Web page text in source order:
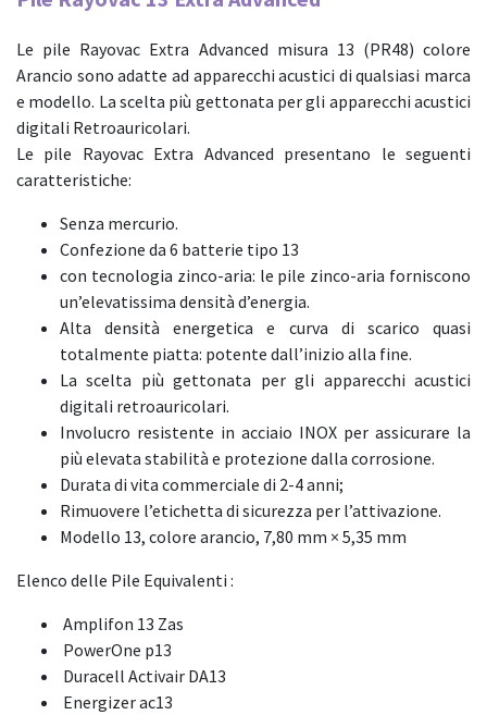
Carrello
Le pile Rayovac Extra Advanced misura 13 (PR48) colore
Arancio sono adatte ad apparecchi acustici di qualsiasi marca
e modello. La scelta più gettonata per gli apparecchi acustici
digitali Retroauricolari.
Le pile Rayovac Extra Advanced presentano le seguenti
caratteristiche:
Senza mercurio.
Confezione da 6 batterie tipo 13
con tecnologia zinco-aria: le pile zinco-aria forniscono
un’elevatissima densità d’energia.
Alta densità energetica e curva di scarico quasi
totalmente piatta: potente dall’inizio alla fine.
La scelta più gettonata per gli apparecchi acustici
digitali retroauricolari.
Involucro resistente in acciaio INOX per assicurare la
più elevata stabilità e protezione dalla corrosione.
Durata di vita commerciale di 2-4 anni;
Rimuovere l’etichetta di sicurezza per l’attivazione.
Modello 13, colore arancio, 7,80 mm × 5,35 mm
Elenco delle Pile Equivalenti :
Amplifon 13 Zas
PowerOne p13
Duracell Activair DA13
Energizer ac13